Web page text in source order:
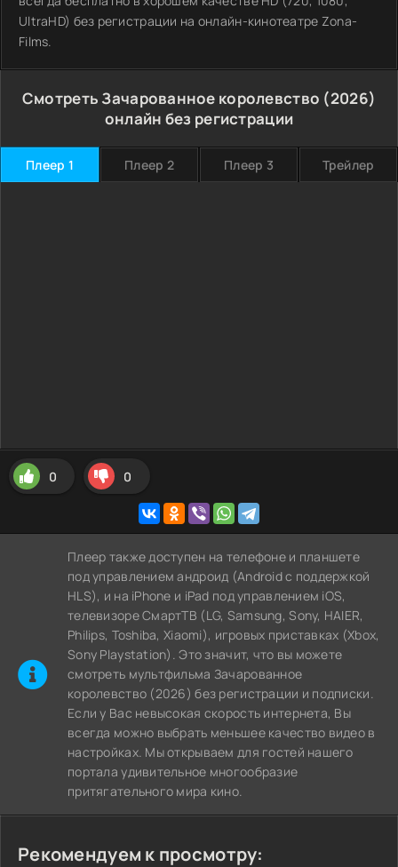
UltraHD) без регистрации на онлайн-кинотеатре Zona-
Films.
Смотреть Зачарованное королевство (2026)
онлайн без регистрации
Плеер 1 Плеер 2 Плеер 3 Трейлер
0 0
Плеер также доступен на телефоне и планшете
под управлением андроид (Android с поддержкой
HLS), и на iPhone и iPad под управлением iOS,
телевизоре СмартТВ (LG, Samsung, Sony, HAIER,
Philips, Toshiba, Xiaomi), игровых приставках (Xbox,
Sony Playstation). Это значит, что вы можете
cмотреть мультфильма Зачарованное
королевство (2026) без регистрации и подписки.
Если у Вас невысокая скорость интернета, Вы
всегда можно выбрать меньшее качество видео в
настройках. Мы открываем для гостей нашего
портала удивительное многообразие
притягательного мира кино.
Рекомендуем к просмотру: